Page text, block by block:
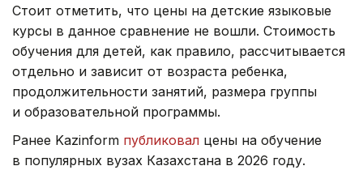
Стоит отметить, что цены на детские языковые
курсы в данное сравнение не вошли. Стоимость
обучения для детей, как правило, рассчитывается
отдельно и зависит от возраста ребенка,
продолжительности занятий, размера группы
и образовательной программы.
Ранее Kazinform публиковал цены на обучение
в популярных вузах Казахстана в 2026 году.